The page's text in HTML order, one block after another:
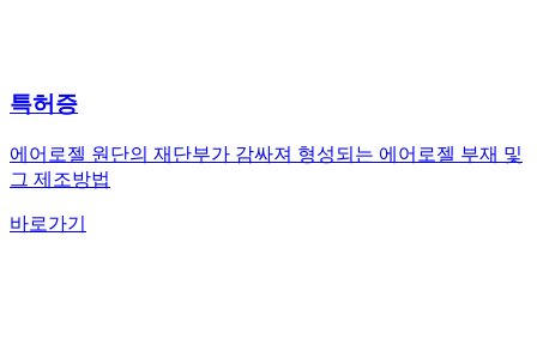
특허증
에어로젤 원단의 재단부가 감싸져 형성되는 에어로젤 부재 및
그 제조방법
바로가기